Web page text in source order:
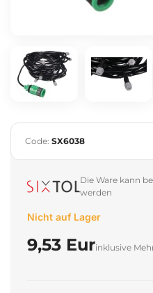
Code: SX6038
Die Ware kann
werden
Nicht auf Lager
9,53 Eurinklusive